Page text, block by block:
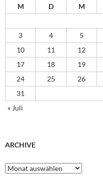
M D M
3
4 5
10
11 12
17
18 19
24
25 26
31
« Juli
ARCHIVE
Archive